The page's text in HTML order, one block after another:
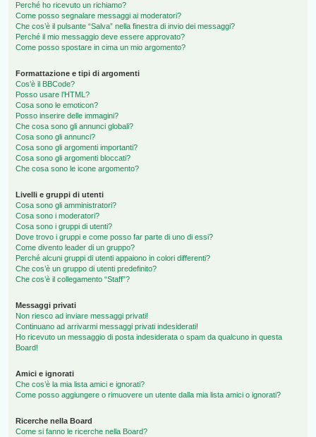
Perché ho ricevuto un richiamo?
Come posso segnalare messaggi ai moderatori?
Che cos’è il pulsante “Salva” nella finestra di invio dei messaggi?
Perché il mio messaggio deve essere approvato?
Come posso spostare in cima un mio argomento?
Formattazione e tipi di argomenti
Cos’è il BBCode?
Posso usare l’HTML?
Cosa sono le emoticon?
Posso inserire delle immagini?
Che cosa sono gli annunci globali?
Cosa sono gli annunci?
Cosa sono gli argomenti importanti?
Cosa sono gli argomenti bloccati?
Che cosa sono le icone argomento?
Livelli e gruppi di utenti
Cosa sono gli amministratori?
Cosa sono i moderatori?
Cosa sono i gruppi di utenti?
Dove trovo i gruppi e come posso far parte di uno di essi?
Come divento leader di un gruppo?
Perché alcuni gruppi di utenti appaiono in colori differenti?
Che cos’è un gruppo di utenti predefinito?
Che cos’è il collegamento “Staff”?
Messaggi privati
Non riesco ad inviare messaggi privati!
Continuano ad arrivarmi messaggi privati indesiderati!
Ho ricevuto un messaggio di posta indesiderata o spam da qualcuno in questa
Board!
Amici e ignorati
Che cos’è la mia lista amici e ignorati?
Come posso aggiungere o rimuovere un utente dalla mia lista amici o ignorati?
Ricerche nella Board
Come si fanno le ricerche nella Board?